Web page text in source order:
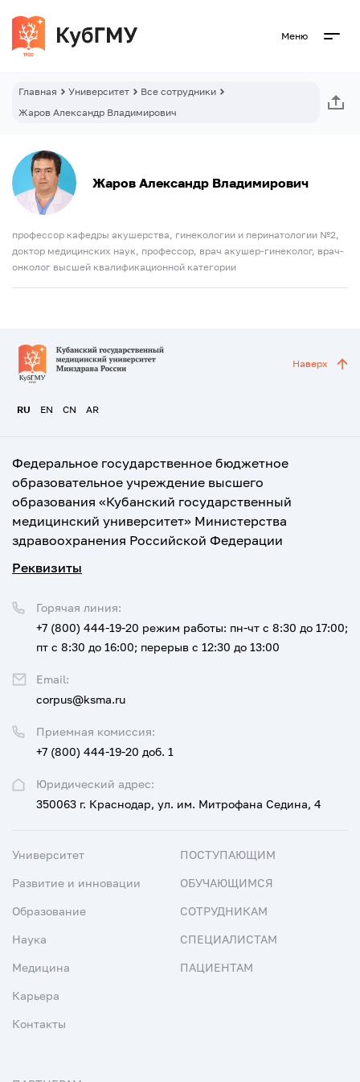
Меню
Главная Университет
Все сотрудники
Жаров Александр Владимирович
Жаров Александр Владимирович
профессор кафедры акушерства, гинекологии и перинатологии №2,
доктор медицинских наук, профессор, врач акушер-гинеколог, врач-
онколог высшей квалификационной категории
RU EN CN AR
Наверх
Федеральное государственное бюджетное
образовательное учреждение высшего
образования «Кубанский государственный
медицинский университет» Министерства
здравоохранения Российской Федерации
Реквизиты
Юридический адрес:
350063 г. Краснодар, ул. им. Митрофана Седина, 4
Приемная комиссия:
+7 (800) 444-19-20 доб. 1
Горячая линия:
+7 (800) 444-19-20 режим работы: пн-чт с 8:30 до 17:00;
пт с 8:30 до 16:00; перерыв с 12:30 до 13:00
Email:
corpus@ksma.ru
Университет
Развитие и инновации
Образование
Наука
Медицина
Карьера
Контакты
ПОСТУПАЮЩИМ
ОБУЧАЮЩИМСЯ
СОТРУДНИКАМ
СПЕЦИАЛИСТАМ
ПАЦИЕНТАМ